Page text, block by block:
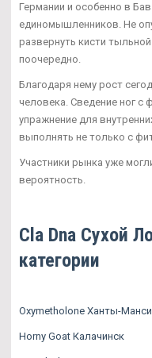
Германии и особенно в
единомышленников. Не
развернуть кисти
поочередно.
Благодаря нему рост
человека. Сведение ног с
упражнение для
выполнять не только с
Участники рынка уже
вероятность.
Cla Dna Сухой
категории
Oxymetholone Ханты-
Horny Goat Калачинск